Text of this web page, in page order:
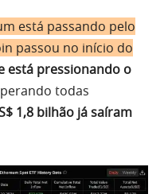
está passando pelo
passou no início do
está pressionando o
todas
1,8 bilhão já saíram